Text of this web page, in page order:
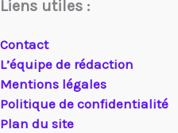
Liens utiles :
Contact
L’équipe de rédaction
Mentions légales
Politique de confidentialité
Plan du site